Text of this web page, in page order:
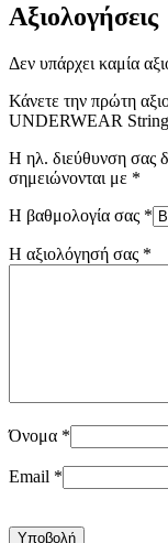
Αξιολογήσεις
Δεν υπάρχει καμία
Κάνετε την πρώτη
UNDERWEAR
Η ηλ. διεύθυνση σας
σημειώνονται με *
Η βαθμολογία σας *
Η αξιολόγησή σας *
Όνομα *
Email *